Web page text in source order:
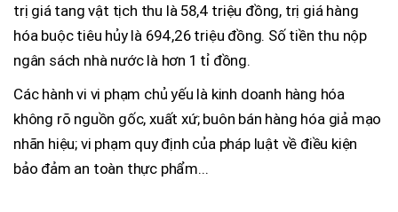
trị giá tang vật tịch thu là 58,4 triệu đồng, trị giá hàng
hóa buộc tiêu hủy là 694,26 triệu đồng. Số tiền thu nộp
ngân sách nhà nước là hơn 1 tỉ đồng.
Các hành vi vi phạm chủ yếu là kinh doanh hàng hóa
không rõ nguồn gốc, xuất xứ; buôn bán hàng hóa giả mạo
nhãn hiệu; vi phạm quy định của pháp luật về điều kiện
bảo đảm an toàn thực phẩm...